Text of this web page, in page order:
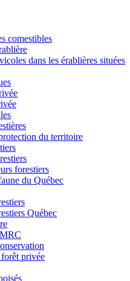
comestibles
dans les érablières situées
du territoire
forestiers
du Québec
Québec
forêt privée